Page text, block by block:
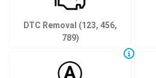
DTC Removal (123, 456,
789)